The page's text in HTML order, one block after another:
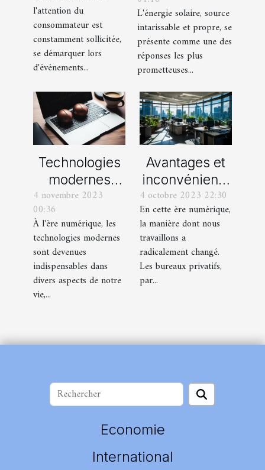
PLV
gonflables
l'attention du
consommateur est
constamment sollicitée,
se démarquer lors
d'événements...
dans le secteur
de l'énergie
solaire
L'énergie solaire, source
intarissable et propre, se
présente comme une des
réponses les plus
prometteuses...
Technologies
modernes
utilisées pour
le processus
de visa pour la
Chine
4 novembre 2023
00:36
À l'ère numérique, les
technologies modernes
sont devenues
indispensables dans
divers aspects de notre
vie,...
Avantages et
inconvénients
de la location
de bureaux
privatifs à l'ère
du numérique
4 octobre 2023 22:30
En cette ère numérique,
la manière dont nous
travaillons a
radicalement changé.
Les bureaux privatifs,
par...
Economie
International